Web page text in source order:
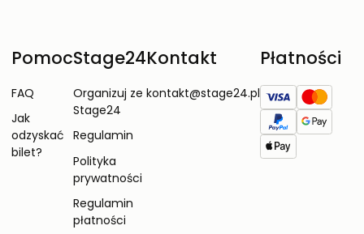
Pomoc
FAQ
Jak
odzyskać
bilet?
Stage24
Organizuj ze
Stage24
Regulamin
Polityka
prywatności
Regulamin
płatności
Kontakt
kontakt@stage24.pl
Płatności